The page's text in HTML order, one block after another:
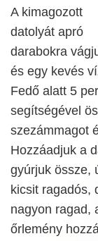
A kimagozott
datolyát apró
darabokra
és egy kevés
Fedő alatt 5
segítségével
szezámmagot
Hozzáadjuk a
gyúrjuk össze,
kicsit ragadós,
nagyon ragad,
őrlemény